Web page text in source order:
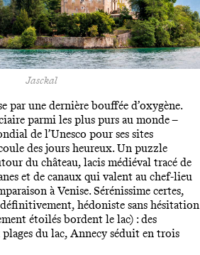
Jasckal
par une dernière bouffée d’oxygène.
parmi les plus purs au monde –
de l’Unesco pour ses sites
des jours heureux. Un puzzle
du château, lacis médiéval tracé de
et de canaux qui valent au chef-lieu
à Venise. Sérénissime certes,
hédoniste sans hésitation
étoilés bordent le lac) : des
plages du lac, Annecy séduit en trois